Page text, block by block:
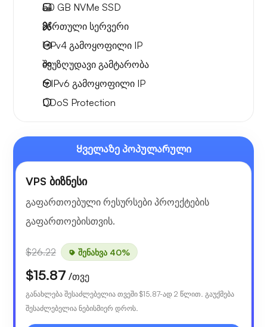
50 GB NVMe SSD
მართული სერვერი
1 IPv4 გამოყოფილი IP
შეუზღუდავი გამტარობა
6 IPv6 გამოყოფილი IP
DDoS Protection
Ყველაზე პოპულარული
VPS ბიზნესი
გაფართოებული რესურსები პროექტების
გაფართოებისთვის.
$26.22 შენახვა 40%
$15.87 /თვე
განახლება შესაძლებელია თვეში $15.87-ად 2 წლით. გაუქმება
შესაძლებელია ნებისმიერ დროს.